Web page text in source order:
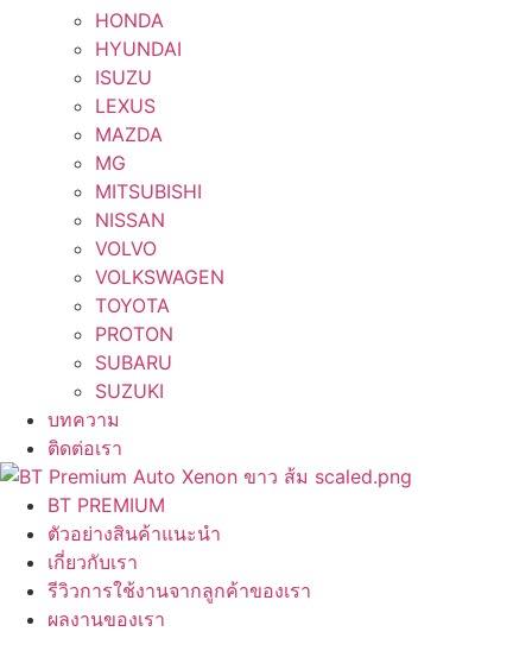
HONDA
HYUNDAI
ISUZU
LEXUS
MAZDA
MG
MITSUBISHI
NISSAN
VOLVO
VOLKSWAGEN
TOYOTA
PROTON
SUBARU
SUZUKI
บทความ
ติดต่อเรา
BT PREMIUM
ตัวอย่างสินค้าแนะนำ
เกี่ยวกับเรา
รีวิวการใช้งานจากลูกค้าของเรา
ผลงานของเรา